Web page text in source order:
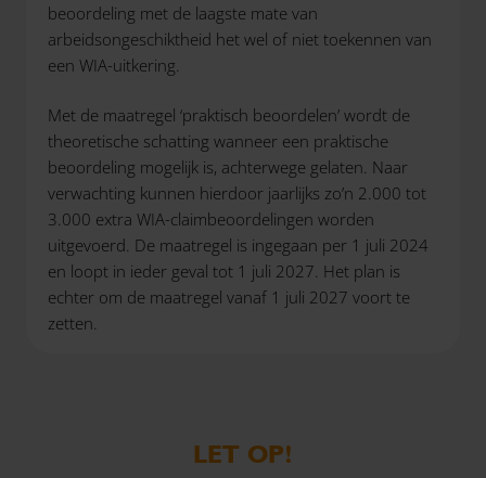
beoordeling met de laagste mate van
arbeidsongeschiktheid het wel of niet toekennen van
een WIA-uitkering.
Met de maatregel ‘praktisch beoordelen’ wordt de
theoretische schatting wanneer een praktische
beoordeling mogelijk is, achterwege gelaten. Naar
verwachting kunnen hierdoor jaarlijks zo’n 2.000 tot
3.000 extra WIA-claimbeoordelingen worden
uitgevoerd. De maatregel is ingegaan per 1 juli 2024
en loopt in ieder geval tot 1 juli 2027. Het plan is
echter om de maatregel vanaf 1 juli 2027 voort te
zetten.
LET OP!